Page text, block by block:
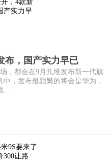
布，国产实力早已
，都会在9月扎堆发布新一代旗
，发布最频繁的将会是华为，